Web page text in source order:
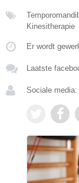
Kinesitherapie
Er wordt
Laatste
Sociale media: